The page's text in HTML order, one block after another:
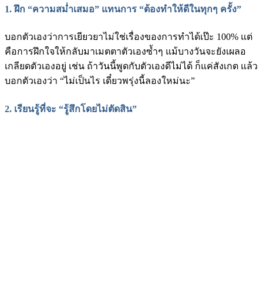
1. ฝึก “ความสม่ำเสมอ” แทนการ “ต้องทำให้ดีในทุกๆ ครั้ง”
บอกตัวเองว่าการเยียวยาไม่ใช่เรื่องของการทำได้เป๊ะ 100% แต่
คือการฝึกใจให้กลับมาเมตตาตัวเองซ้ำๆ แม้บางวันจะยังเผลอ
เกลียดตัวเองอยู่ เช่น ถ้าวันนี้พูดกับตัวเองดีไม่ได้ ก็แค่สังเกต แล้ว
บอกตัวเองว่า “ไม่เป็นไร เดี๋ยวพรุ่งนี้ลองใหม่นะ”
2. เรียนรู้ที่จะ “รู้สึกโดยไม่ตัดสิน”